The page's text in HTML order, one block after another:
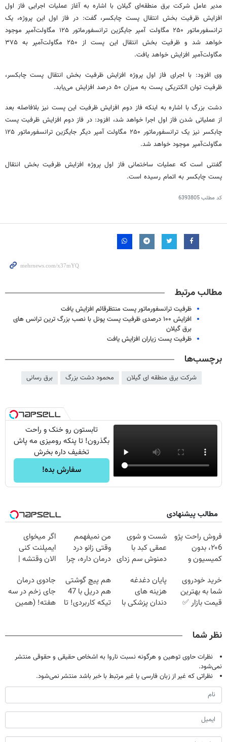
مدیر عامل شرکت برق منطقه‌ای گیلان با اشاره به آغاز عملیات اجرایی فاز اول
افزایش ظرفیت بخش انتقال پست چابکسر، گفت: در فاز اول این پروژه، یک
ترانسفورماتور ۲۵۰
مگاولت آمپر جایگزین ترانسفورماتور ۱۲۵ مگاولت‌آمپر موجود
خواهد شد و ظرفیت بخش انتقال این پست از ۲۵۰
مگاولت‌آمپر به ۳۷۵
مگاولت‌آمپر افزایش خواهد یافت.
وی افزود: با اجرای فاز اول پروژه افزایش ظرفیت بخش انتقال پست چابکسر،
ظرفیت توان الکتریکی پست به میزان ۵۰ درصد افزایش می‌یابد.
دشت بزرگ با اشاره به اینکه فاز دوم افزایش ظرفیت این پست نیز بلافاصله بعد
از عملیاتی شدن فاز اول اجرا خواهد شد، افزود: در فاز دوم افزایش ظرفیت پست
چابکسر نیز یک ترانسفورماتور ۲۵۰
مگاولت آمپر دیگر جایگزین ترانسفورماتور ۱۲۵
مگاولت‌آمپر موجود خواهد شد.
گفتنی است که عملیات ساختمانی فاز اول پروژه افزایش ظرفیت بخش انتقال
پست چابکسر به اتمام رسیده است.
کد مطلب6393805
مطالب مرتبط
ظرفیت ترانسفورماتور پست منتظرقائم افزایش یافت
افزایش ۱۰۰ درصدی ظرفیت پست پونل با نصب بزرگ‌ ترین ترانس‌ های
برق گیلان
ظرفیت پست زیاران افزایش یافت
برچسب‌ها
شرکت برق منطقه ای گیلان محمود دشت بزرگ برق رسانی
تابستون رو خنک و راحت
بگذرون! تا پنکه رومیزی مه پاش
تخفیف داره بخرش
سفارش بده!
مطالب پیشنهادی
فروش راحت پژو
۲۰6، بدون
کمیسیون و
شست و شوی
عمقی کبد با
دمنوش سم زدای
من نمیفهمم
وقتی زانو درد
درمان داره، چرا
تحمل میکنی؟❗
اگر میخوای
ایمپلنت کنی
الان وقتشه |
میلیون تومان!!!
خرید خودروی
شما به بهترین
قیمت بازار ✅
پایان دغدغه
هزینه های
دندان پزشکی با
هم پیچ گوشتی
هم دریل با 47
تیکه کاربردی! تا
جادوی درمان
جای زخم در سه
هفته! (همین
نظر شما
نظرات حاوی توهین و هرگونه نسبت ناروا به اشخاص حقیقی و حقوقی منتشر
نمی‌شود.
نظراتی که غیر از زبان فارسی یا غیر مرتبط با خبر باشد منتشر نمی‌شود.